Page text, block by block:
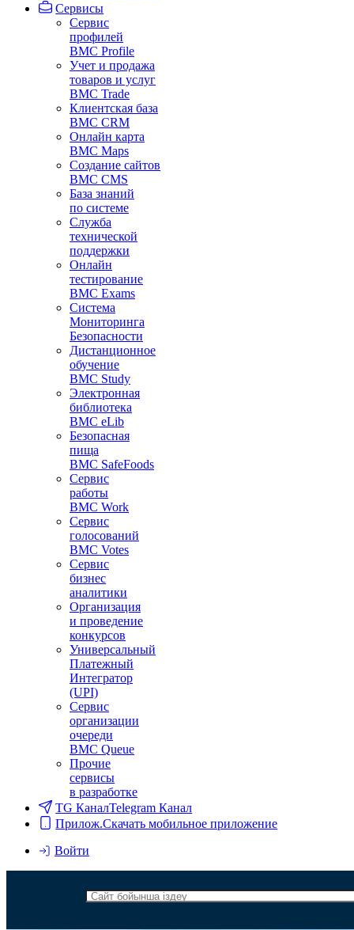
Сервисы
Сервис
профилей
BMC Profile
Учет и продажа
товаров и услуг
BMC Trade
Клиентская база
BMC CRM
Онлайн карта
BMC Maps
Создание сайтов
BMC CMS
База знаний
по системе
Служба
технической
поддержки
Онлайн
тестирование
BMC Exams
Система
Мониторинга
Безопасности
Дистанционное
обучение
BMC Study
Электронная
библиотека
BMC eLib
Безопасная
пища
BMC SafeFoods
Сервис
работы
BMC Work
Сервис
голосований
BMC Votes
Сервис
бизнес
аналитики
Организация
и проведение
конкурсов
Универсальный
Платежный
Интегратор
(UPI)
Сервис
организации
очереди
BMC Queue
Прочие
сервисы
в разработке
TG КаналTelegram Канал
Прилож.Скачать мобильное приложение
Войти